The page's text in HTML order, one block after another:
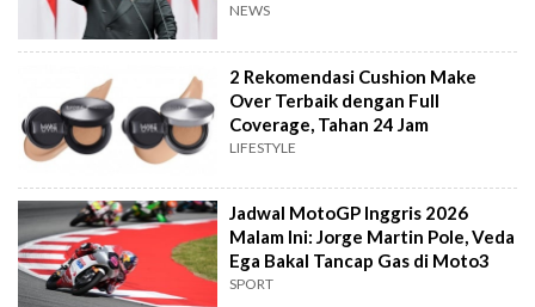
NEWS
2 Rekomendasi Cushion Make
Over Terbaik dengan Full
Coverage, Tahan 24 Jam
LIFESTYLE
Jadwal MotoGP Inggris 2026
Malam Ini: Jorge Martin Pole, Veda
Ega Bakal Tancap Gas di Moto3
SPORT